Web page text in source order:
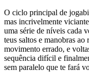
O ciclo principal de
mas incrivelmente
uma série de níveis cada
teus saltos e manobras
movimento errado, e
sequência difícil e
sem paralelo que te fará